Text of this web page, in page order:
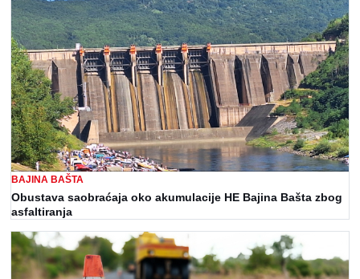
BAJINA BAŠTA
Obustava saobraćaja oko akumulacije HE Bajina Bašta zbog
asfaltiranja